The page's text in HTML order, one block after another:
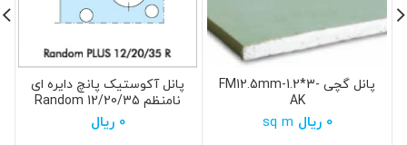
پانل گچی FM12.5mm-1.2*3-
AK
0 ریال
پانل آکوستیک پانچ دایره ای
نامنظم 12/20/35 Random
PLUS0 ریال